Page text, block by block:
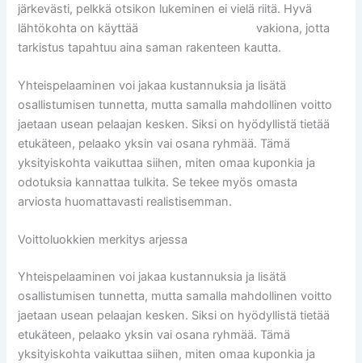
järkevästi, pelkkä otsikon lukeminen ei vielä riitä. Hyvä
lähtökohta on käyttää
vakiona, jotta
tarkistus tapahtuu aina saman rakenteen kautta.
Yhteispelaaminen voi jakaa kustannuksia ja lisätä
osallistumisen tunnetta, mutta samalla mahdollinen voitto
jaetaan usean pelaajan kesken. Siksi on hyödyllistä tietää
etukäteen, pelaako yksin vai osana ryhmää. Tämä
yksityiskohta vaikuttaa siihen, miten omaa kuponkia ja
odotuksia kannattaa tulkita. Se tekee myös omasta
arviosta huomattavasti realistisemman.
Voittoluokkien merkitys arjessa
Yhteispelaaminen voi jakaa kustannuksia ja lisätä
osallistumisen tunnetta, mutta samalla mahdollinen voitto
jaetaan usean pelaajan kesken. Siksi on hyödyllistä tietää
etukäteen, pelaako yksin vai osana ryhmää. Tämä
yksityiskohta vaikuttaa siihen, miten omaa kuponkia ja